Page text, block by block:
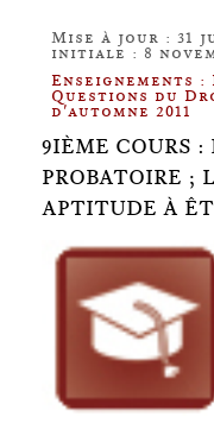
Mise à jour : 31
initiale : 8
Enseignements :
Questions du
d'automne 2011
9IÈME COURS :
PROBATOIRE ;
APTITUDE À